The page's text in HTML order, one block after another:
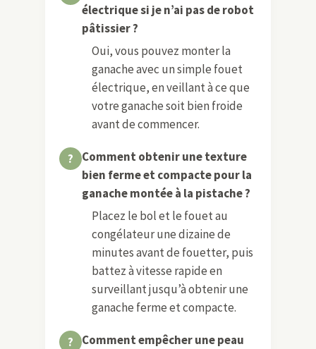
électrique si je n’ai pas de robot
pâtissier ?
Oui, vous pouvez monter la
ganache avec un simple fouet
électrique, en veillant à ce que
votre ganache soit bien froide
avant de commencer.
Comment obtenir une texture
bien ferme et compacte pour la
ganache montée à la pistache ?
Placez le bol et le fouet au
congélateur une dizaine de
minutes avant de fouetter, puis
battez à vitesse rapide en
surveillant jusqu’à obtenir une
ganache ferme et compacte.
Comment empêcher une peau